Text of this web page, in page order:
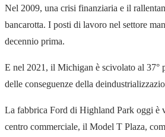
Nel 2009, una crisi finanziaria e il
bancarotta. I posti di lavoro nel settore
decennio prima.
E nel 2021, il Michigan è scivolato al 37°
delle conseguenze della
La fabbrica Ford di Highland Park oggi è
centro commerciale, il Model T Plaza,